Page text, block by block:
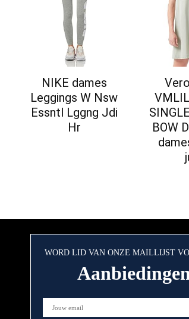
NIKE dames
Leggings W Nsw
Essntl Lggng Jdi
Hr
BOW
WORD LID VAN ONZE MAILLIJST